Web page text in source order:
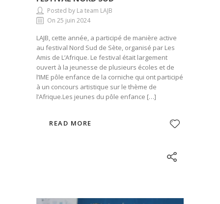
Posted by La team LAJB
On 25 juin 2024
LAJB, cette année, a participé de manière active
au festival Nord Sud de Sète, organisé par Les
Amis de L’Afrique. Le festival était largement
ouvert à la jeunesse de plusieurs écoles et de
l’IME pôle enfance de la corniche qui ont participé
à un concours artistique sur le thème de
l’Afrique.Les jeunes du pôle enfance […]
READ MORE